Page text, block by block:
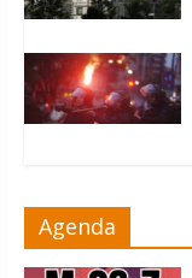
Agenda